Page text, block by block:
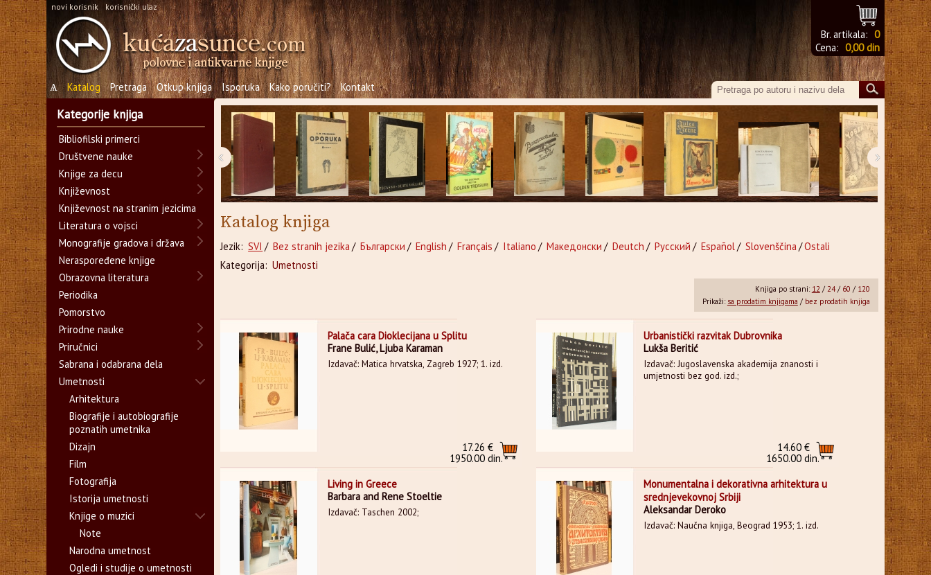
novi korisnik korisnički ulaz
Br. artikala: 0
Cena: 0,00 din
Ѧ Katalog Pretraga Otkup knjiga Isporuka Kako poručiti? Kontakt
‹ ›
Katalog knjiga
Jezik: SVI / Bez stranih jezika / Български / English / Français / Italiano / Македонски / Deutch / Русский / Español/ Slovenščina /Ostali
Kategorija: Umetnosti
Knjiga po strani: 12 / 24/ 60 / 120
Prikaži: sa prodatim knjigama / bez prodatih knjiga
Palača cara Dioklecijana u Splitu
Frane Bulić, Ljuba Karaman
Izdavač: Matica hrvatska, Zagreb 1927; 1. izd.
17.26 €
1950.00 din.
Urbanistički razvitak Dubrovnika
Lukša Beritić
Izdavač: Jugoslavenska akademija znanosti i
umjetnosti bez god. izd.;
14.60 €
1650.00 din.
Living in Greece
Barbara and Rene Stoeltie
Izdavač: Taschen 2002;
Monumentalna i dekorativna arhitektura u
srednjevekovnoj Srbiji
Aleksandar Deroko
Izdavač: Naučna knjiga, Beograd 1953; 1. izd.
Kategorije knjiga
Bibliofilski primerci
Društvene nauke
Knjige za decu
Književnost
Književnost na stranim jezicima
Literatura o vojsci
Monografije gradova i država
Neraspoređene knjige
Obrazovna literatura
Periodika
Pomorstvo
Prirodne nauke
Priručnici
Sabrana i odabrana dela
Umetnosti
Arhitektura
Biografije i autobiografije
poznatih umetnika
Dizajn
Film
Fotografija
Istorija umetnosti
Knjige o muzici
Note
Narodna umetnost
Ogledi i studije o umetnosti